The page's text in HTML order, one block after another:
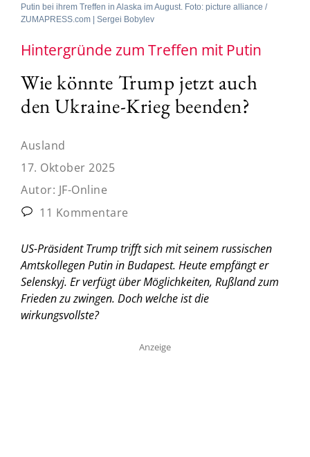
Putin bei ihrem Treffen in Alaska im August. Foto: picture alliance /
ZUMAPRESS.com | Sergei Bobylev
Hintergründe zum Treffen mit Putin
Wie könnte Trump jetzt auch
den Ukraine-Krieg beenden?
Ausland
17. Oktober 2025
Autor: JF-Online
11 Kommentare
US-Präsident Trump trifft sich mit seinem russischen
Amtskollegen Putin in Budapest. Heute empfängt er
Selenskyj. Er verfügt über Möglichkeiten, Rußland zum
Frieden zu zwingen. Doch welche ist die
wirkungsvollste?
Anzeige